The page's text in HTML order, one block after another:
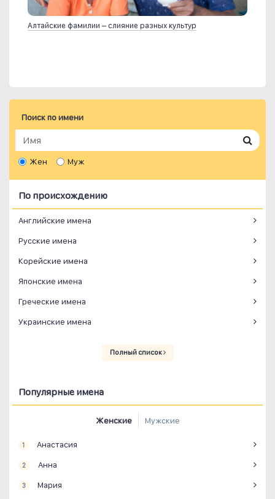
Алтайские фамилии – слияние разных культур
Поиск по имени
Жен Муж
По происхождению
Английские имена
Русские имена
Корейские имена
Японские имена
Греческие имена
Украинские имена
Полный список
Популярные имена
Женские Мужские
1 Анастасия
2 Анна
3 Мария